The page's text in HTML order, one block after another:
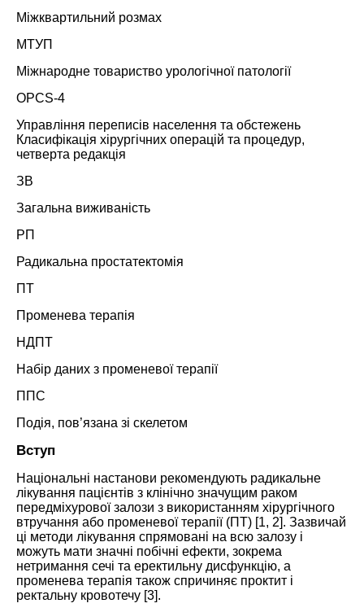
Міжквартильний розмах
МТУП
Міжнародне товариство урологічної патології
OPCS-4
Управління переписів населення та обстежень
Класифікація хірургічних операцій та процедур,
четверта редакція
ЗВ
Загальна виживаність
РП
Радикальна простатектомія
ПТ
Променева терапія
НДПТ
Набір даних з променевої терапії
ППС
Подія, пов’язана зі скелетом
Вступ
Національні настанови рекомендують радикальне
лікування пацієнтів з клінічно значущим раком
передміхурової залози з використанням хірургічного
втручання або променевої терапії (ПТ) [1, 2]. Зазвичай
ці методи лікування спрямовані на всю залозу і
можуть мати значні побічні ефекти, зокрема
нетримання сечі та еректильну дисфункцію, а
променева терапія також спричиняє проктит і
ректальну кровотечу [3].